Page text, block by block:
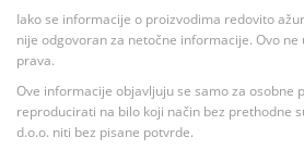
Iako se informacije o proizvodima redovito
nije odgovoran za netočne informacije. Ovo ne
prava.
Ove informacije objavljuju se samo za osobne
reproducirati na bilo koji način bez prethodne
d.o.o. niti bez pisane potvrde.